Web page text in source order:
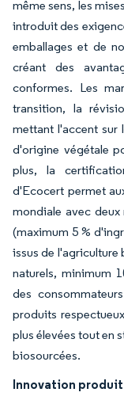
même sens, les
introduit des
emballages et de
créant des
conformes. Les
transition, la
mettant l'accent sur
d'origine végétale
plus, la
d'Ecocert permet
mondiale avec
(maximum 5 %
issus de l'agriculture
naturels, minimum
des
produits
plus élevées tout en
biosourcées.
Innovation